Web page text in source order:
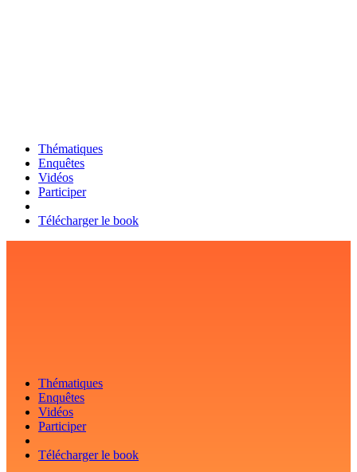
Thématiques
Enquêtes
Vidéos
Participer
Télécharger le book
Thématiques
Enquêtes
Vidéos
Participer
Télécharger le book